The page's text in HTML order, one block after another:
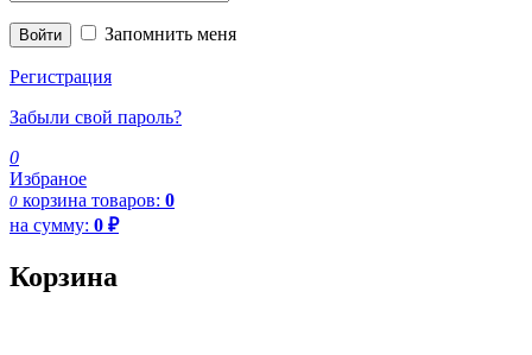
Войти Запомнить меня
Регистрация
Забыли свой пароль?
0
Избраное
0 корзина товаров: 0
на сумму: 0 ₽
Корзина